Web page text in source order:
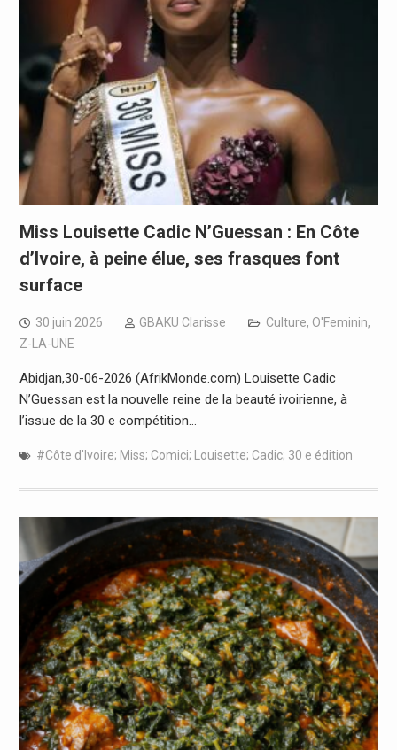
Miss Louisette Cadic N’Guessan : En Côte
d’Ivoire, à peine élue, ses frasques font
surface
30 juin 2026 GBAKU Clarisse Culture, O'Feminin,
Z-LA-UNE
Abidjan,30-06-2026 (AfrikMonde.com) Louisette Cadic
N’Guessan est la nouvelle reine de la beauté ivoirienne, à
l’issue de la 30 e compétition…
#Côte d'Ivoire; Miss; Comici; Louisette; Cadic; 30 e édition